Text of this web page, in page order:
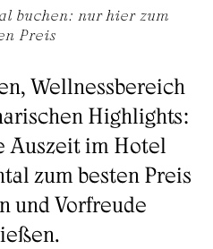
LAGE
Angebote
& PREISE
KINDERN
HIGHLIGHTS
buchen: nur hier zum
Preis
Wellnessbereich
Highlights:
Auszeit im Hotel
zum besten Preis
und Vorfreude